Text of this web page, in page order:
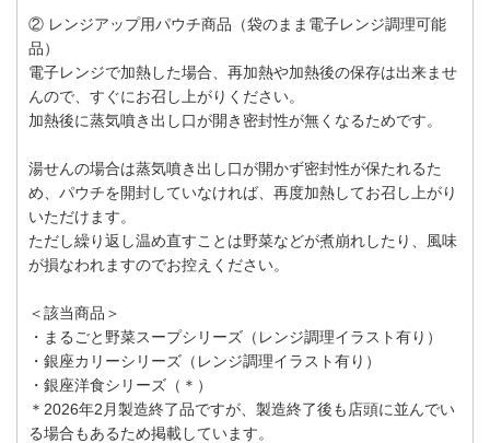
② レンジアップ用パウチ商品（袋のまま電子レンジ調理可能
品）
電子レンジで加熱した場合、再加熱や加熱後の保存は出来ませ
んので、すぐにお召し上がりください。
加熱後に蒸気噴き出し口が開き密封性が無くなるためです。
湯せんの場合は蒸気噴き出し口が開かず密封性が保たれるた
め、パウチを開封していなければ、再度加熱してお召し上がり
いただけます。
ただし繰り返し温め直すことは野菜などが煮崩れしたり、風味
が損なわれますのでお控えください。
＜該当商品＞
・まるごと野菜スープシリーズ（レンジ調理イラスト有り）
・銀座カリーシリーズ（レンジ調理イラスト有り）
・銀座洋食シリーズ（＊）
＊2026年2月製造終了品ですが、製造終了後も店頭に並んでい
る場合もあるため掲載しています。